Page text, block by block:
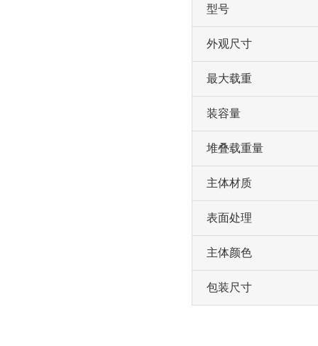
型号
外观尺寸
最大载重
装容量
堆叠载重量
主体材质
表面处理
主体颜色
包装尺寸